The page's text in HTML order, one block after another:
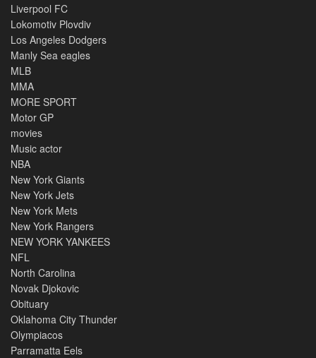
Liverpool FC
Lokomotiv Plovdiv
Los Angeles Dodgers
Manly Sea eagles
MLB
MMA
MORE SPORT
Motor GP
movies
Music actor
NBA
New York Giants
New York Jets
New York Mets
New York Rangers
NEW YORK YANKEES
NFL
North Carolina
Novak Djokovic
Obituary
Oklahoma City Thunder
Olympiacos
Parramatta Eels